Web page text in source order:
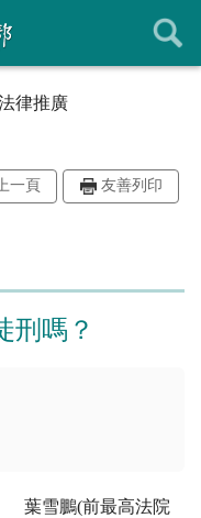
律推廣
一頁 友善列印
刑嗎？
雪鵬(前最高法院